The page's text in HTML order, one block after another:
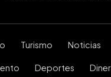
Turismo Noticias
Deportes